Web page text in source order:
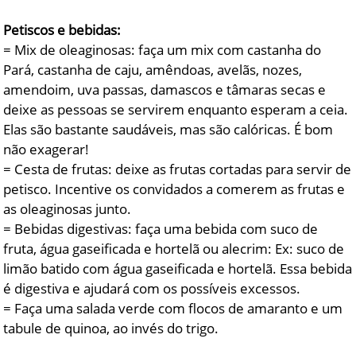
Petiscos e bebidas:
= Mix de oleaginosas: faça um mix com castanha do
Pará, castanha de caju, amêndoas, avelãs, nozes,
amendoim, uva passas, damascos e tâmaras secas e
deixe as pessoas se servirem enquanto esperam a ceia.
Elas são bastante saudáveis, mas são calóricas. É bom
não exagerar!
= Cesta de frutas: deixe as frutas cortadas para servir de
petisco. Incentive os convidados a comerem as frutas e
as oleaginosas junto.
= Bebidas digestivas: faça uma bebida com suco de
fruta, água gaseificada e hortelã ou alecrim: Ex: suco de
limão batido com água gaseificada e hortelã. Essa bebida
é digestiva e ajudará com os possíveis excessos.
= Faça uma salada verde com flocos de amaranto e um
tabule de quinoa, ao invés do trigo.